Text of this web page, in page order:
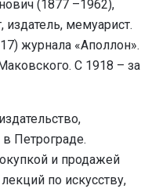
(1877 –1962),
мемуарист.
журнала «Аполлон».
С 1918 – за
Петрограде.
и продажей
по искусству,